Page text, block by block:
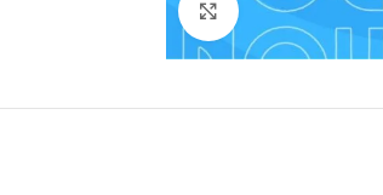
Clique para ampliar